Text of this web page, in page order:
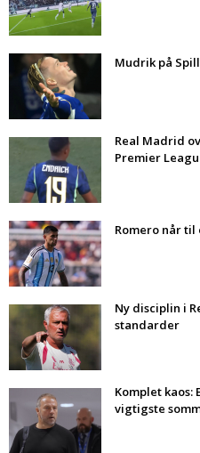
Mudrik på
Real Madrid
Premier
Romero når
Ny disciplin i
standarder
Komplet kaos:
vigtigste